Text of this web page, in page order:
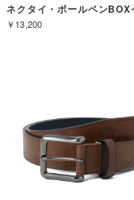
￥13,200